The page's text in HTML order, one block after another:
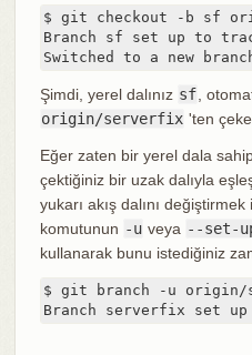
$ git checkout -b sf
Branch sf set up to
Switched to a new
Şimdi, yerel dalınız sf,
origin/serverfix 'ten
Eğer zaten bir yerel dala
çektiğiniz bir uzak dalıyla
yukarı akış dalını değiştirmek
komutunun -u veya --set-
kullanarak bunu istediğiniz
$ git branch -u origin/
Branch serverfix set